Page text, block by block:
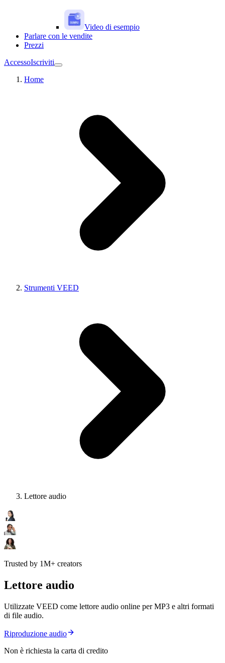
Video di esempio
Parlare con le vendite
Prezzi
AccessoIscriviti
Home
Strumenti VEED
Lettore audio
Trusted by 1M+ creators
Lettore audio
Utilizzate VEED come lettore audio online per MP3 e altri formati
di file audio.
Riproduzione audio
Non è richiesta la carta di credito